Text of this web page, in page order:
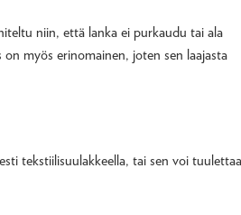
niin, että lanka ei purkaudu tai ala
myös erinomainen, joten sen laajasta
tekstiilisuulakkeella, tai sen voi tuulettaa